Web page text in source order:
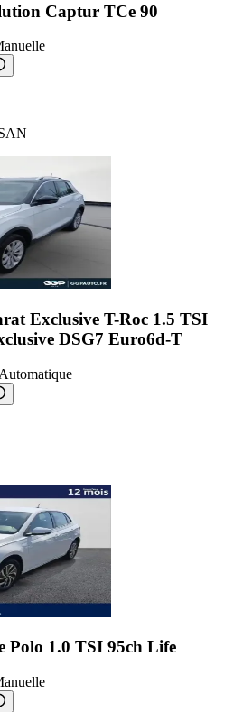
Captur TCe 90
Exclusive T-Roc 1.5 TSI
DSG7 Euro6d-T
Automatique
Polo 1.0 TSI 95ch Life